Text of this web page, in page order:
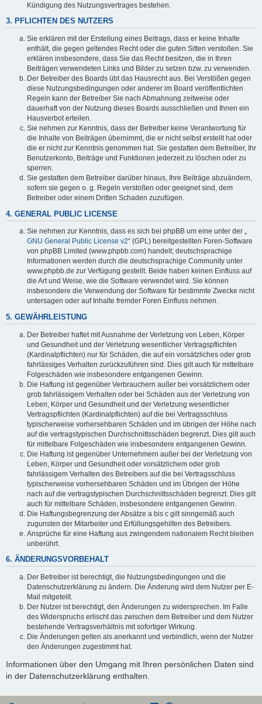
Kündigung des Nutzungsvertrages bestehen.
3. PFLICHTEN DES NUTZERS
Sie erklären mit der Erstellung eines Beitrags, dass er keine Inhalte
enthält, die gegen geltendes Recht oder die guten Sitten verstoßen. Sie
erklären insbesondere, dass Sie das Recht besitzen, die in Ihren
Beiträgen verwendeten Links und Bilder zu setzen bzw. zu verwenden.
Der Betreiber des Boards übt das Hausrecht aus. Bei Verstößen gegen
diese Nutzungsbedingungen oder anderer im Board veröffentlichten
Regeln kann der Betreiber Sie nach Abmahnung zeitweise oder
dauerhaft von der Nutzung dieses Boards ausschließen und Ihnen ein
Hausverbot erteilen.
Sie nehmen zur Kenntnis, dass der Betreiber keine Verantwortung für
die Inhalte von Beiträgen übernimmt, die er nicht selbst erstellt hat oder
die er nicht zur Kenntnis genommen hat. Sie gestatten dem Betreiber, Ihr
Benutzerkonto, Beiträge und Funktionen jederzeit zu löschen oder zu
sperren.
Sie gestatten dem Betreiber darüber hinaus, Ihre Beiträge abzuändern,
sofern sie gegen o. g. Regeln verstoßen oder geeignet sind, dem
Betreiber oder einem Dritten Schaden zuzufügen.
4. GENERAL PUBLIC LICENSE
Sie nehmen zur Kenntnis, dass es sich bei phpBB um eine unter der „
GNU General Public License v2“ (GPL) bereitgestellten Foren-Software
von phpBB Limited (www.phpbb.com) handelt; deutschsprachige
Informationen werden durch die deutschsprachige Community unter
www.phpbb.de zur Verfügung gestellt. Beide haben keinen Einfluss auf
die Art und Weise, wie die Software verwendet wird. Sie können
insbesondere die Verwendung der Software für bestimmte Zwecke nicht
untersagen oder auf Inhalte fremder Foren Einfluss nehmen.
5. GEWÄHRLEISTUNG
Der Betreiber haftet mit Ausnahme der Verletzung von Leben, Körper
und Gesundheit und der Verletzung wesentlicher Vertragspflichten
(Kardinalpflichten) nur für Schäden, die auf ein vorsätzliches oder grob
fahrlässiges Verhalten zurückzuführen sind. Dies gilt auch für mittelbare
Folgeschäden wie insbesondere entgangenen Gewinn.
Die Haftung ist gegenüber Verbrauchern außer bei vorsätzlichem oder
grob fahrlässigem Verhalten oder bei Schäden aus der Verletzung von
Leben, Körper und Gesundheit und der Verletzung wesentlicher
Vertragspflichten (Kardinalpflichten) auf die bei Vertragsschluss
typischerweise vorhersehbaren Schäden und im übrigen der Höhe nach
auf die vertragstypischen Durchschnittsschäden begrenzt. Dies gilt auch
für mittelbare Folgeschäden wie insbesondere entgangenen Gewinn.
Die Haftung ist gegenüber Unternehmern außer bei der Verletzung von
Leben, Körper und Gesundheit oder vorsätzlichem oder grob
fahrlässigem Verhalten des Betreibers auf die bei Vertragsschluss
typischerweise vorhersehbaren Schäden und im Übrigen der Höhe
nach auf die vertragstypischen Durchschnittsschäden begrenzt. Dies gilt
auch für mittelbare Schäden, insbesondere entgangenen Gewinn.
Die Haftungsbegrenzung der Absätze a bis c gilt sinngemäß auch
zugunsten der Mitarbeiter und Erfüllungsgehilfen des Betreibers.
Ansprüche für eine Haftung aus zwingendem nationalem Recht bleiben
unberührt.
6. ÄNDERUNGSVORBEHALT
Der Betreiber ist berechtigt, die Nutzungsbedingungen und die
Datenschutzerklärung zu ändern. Die Änderung wird dem Nutzer per E-
Mail mitgeteilt.
Der Nutzer ist berechtigt, den Änderungen zu widersprechen. Im Falle
des Widerspruchs erlischt das zwischen dem Betreiber und dem Nutzer
bestehende Vertragsverhältnis mit sofortiger Wirkung.
Die Änderungen gelten als anerkannt und verbindlich, wenn der Nutzer
den Änderungen zugestimmt hat.
Informationen über den Umgang mit Ihren persönlichen Daten sind
in der Datenschutzerklärung enthalten.